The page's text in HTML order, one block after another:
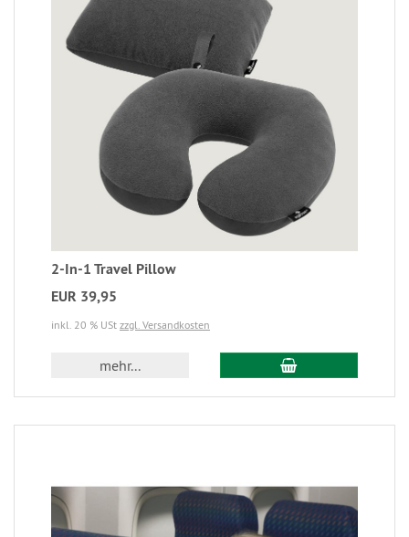
2-In-1 Travel Pillow
EUR 39,95
inkl. 20 % USt zzgl. Versandkosten
mehr...